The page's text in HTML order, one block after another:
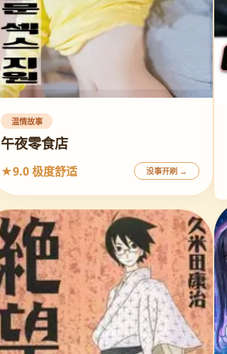
温情故事
午夜零食店
★9.0 极度舒适 没事开刷 →